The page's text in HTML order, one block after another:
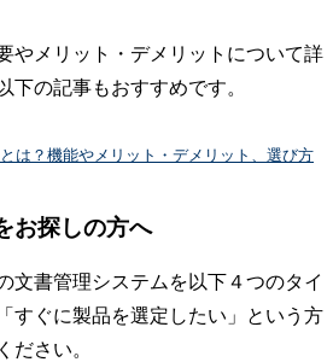
やメリット・デメリットについて詳
下の記事もおすすめです。
は？機能やメリット・デメリット、選び方
お探しの方へ
文書管理システムを以下４つのタイ
すぐに製品を選定したい」という方
ださい。